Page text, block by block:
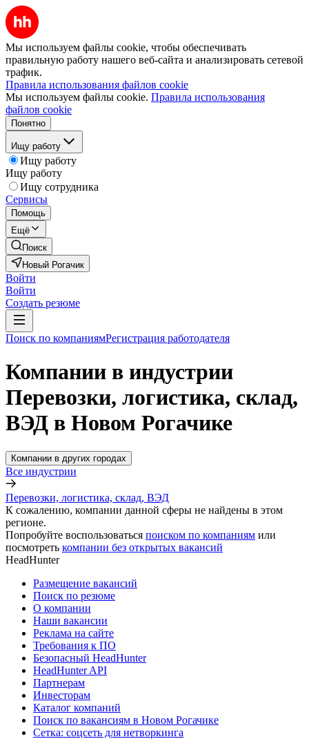
Мы используем файлы cookie, чтобы обеспечивать
правильную работу нашего веб-сайта и анализировать сетевой
трафик.
Правила использования файлов cookie
Мы используем файлы cookie. Правила использования
файлов cookie
Понятно
Ищу работу
Ищу работу
Ищу работу
Ищу сотрудника
Сервисы
Помощь
Ещё
Поиск
Новый Рогачик
Войти
Войти
Создать резюме
Поиск по компаниямРегистрация работодателя
Компании в индустрии
Перевозки, логистика, склад,
ВЭД в Новом Рогачике
Компании в других городах
Все индустрии
Перевозки, логистика, склад, ВЭД
К сожалению, компании данной сферы не найдены в этом
регионе.
Попробуйте воспользоваться поиском по компаниям или
посмотреть компании без открытых вакансий
HeadHunter
Размещение вакансий
Поиск по резюме
О компании
Наши вакансии
Реклама на сайте
Требования к ПО
Безопасный HeadHunter
HeadHunter API
Партнерам
Инвесторам
Каталог компаний
Поиск по вакансиям в Новом Рогачике
Сетка: соцсеть для нетворкинга